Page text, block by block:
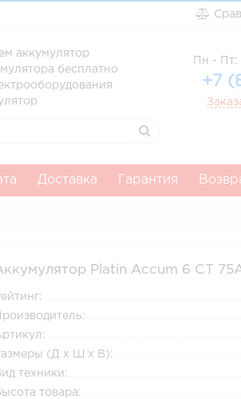
аккумулятор
бесплатно
Пн - Пт:
+7
Доставка Гарантия
Platin Accum 6 СТ
(Д x Ш x В):
техники:
товара: